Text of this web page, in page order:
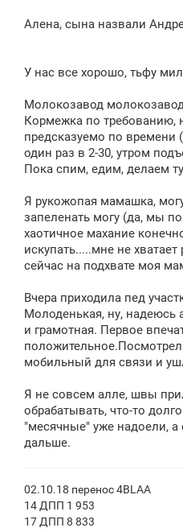
Алена, сына назвали
У нас все хорошо, тьфу
Молокозавод
Кормежка по требованию,
предсказуемо по времени
один раз в 2-30, утром
Пока спим, едим, делаем
Я рукожопая мамашка,
запеленать могу (да, мы
хаотичное махание
искупать.....мне не
сейчас на подхвате моя
Вчера приходила пед
Молоденькая, ну, надеюсь
и грамотная. Первое
мобильный для связи и
Я не совсем алле, швы
обрабатывать, что-то
"месячные" уже надоели, а
дальше.
02.10.18 перенос 4BLAA
14 ДПП 1 953
17 ДПП 8 833